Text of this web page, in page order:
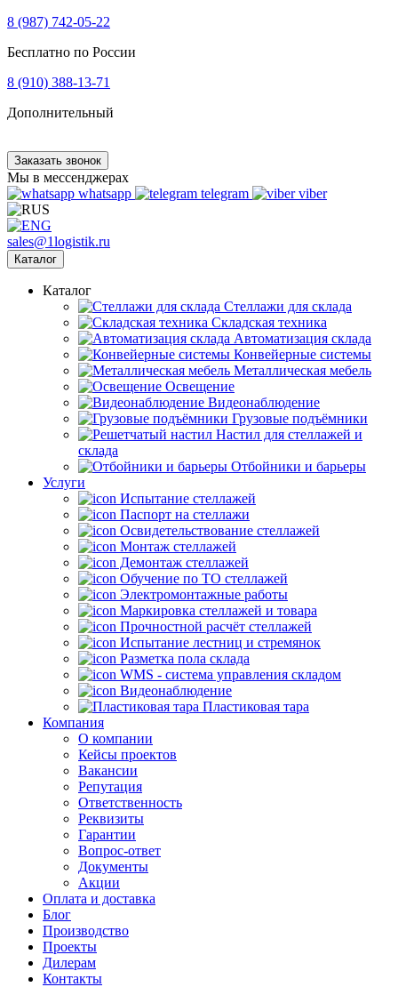
8 (987) 742-05-22
Бесплатно по России
8 (910) 388-13-71
Дополнительный
Заказать звонок
Мы в мессенджерах
whatsapp
telegram viber
sales@1logistik.ru
Каталог
Каталог
Cтеллажи для склада
Складская техника
Автоматизация склада
Конвейерные системы
Металлическая мебель
Освещение
Видеонаблюдение
Грузовые подъёмники
Настил для стеллажей и
склада
Отбойники и барьеры
Услуги
Испытание стеллажей
Паспорт на стеллажи
Освидетельствование стеллажей
Монтаж стеллажей
Демонтаж стеллажей
Обучение по ТО стеллажей
Электромонтажные работы
Маркировка стеллажей и товара
Прочностной расчёт стеллажей
Испытание лестниц и стремянок
Разметка пола склада
WMS - система управления складом
Видеонаблюдение
Пластиковая тара
Компания
О компании
Кейсы проектов
Вакансии
Репутация
Ответственность
Реквизиты
Гарантии
Вопрос-ответ
Документы
Акции
Оплата и доставка
Блог
Производство
Проекты
Дилерам
Контакты